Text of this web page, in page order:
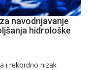
navodnjavanje
hidrološke
i rekordno nizak